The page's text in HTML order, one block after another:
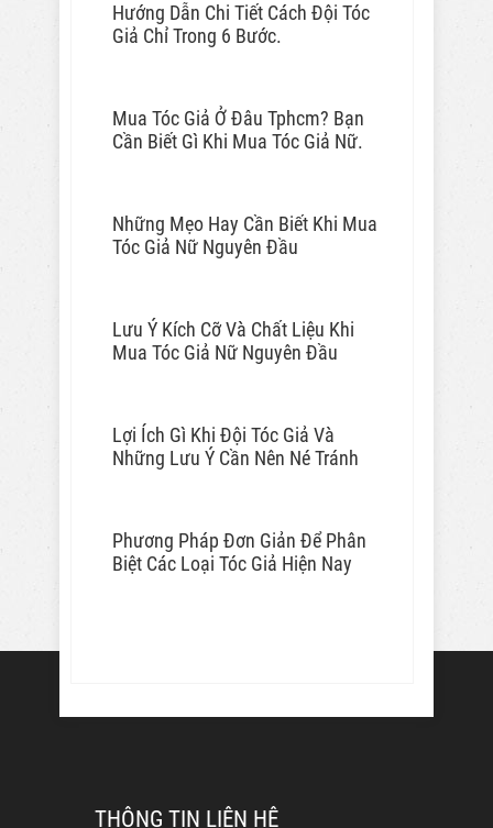
Hướng Dẫn Chi Tiết Cách Đội Tóc
Giả Chỉ Trong 6 Bước.
Mua Tóc Giả Ở Đâu Tphcm? Bạn
Cần Biết Gì Khi Mua Tóc Giả Nữ.
Những Mẹo Hay Cần Biết Khi Mua
Tóc Giả Nữ Nguyên Đầu
Lưu Ý Kích Cỡ Và Chất Liệu Khi
Mua Tóc Giả Nữ Nguyên Đầu
Lợi Ích Gì Khi Đội Tóc Giả Và
Những Lưu Ý Cần Nên Né Tránh
Phương Pháp Đơn Giản Để Phân
Biệt Các Loại Tóc Giả Hiện Nay
THÔNG TIN LIÊN HỆ